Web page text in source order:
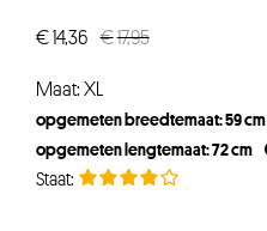
€17,95Oorspronkelijke
€17,95.
€14,36
Huidige
€14,36.
Maat: XL
opgemeten breedtemaat: 59 cm
opgemeten lengtemaat: 72 cm